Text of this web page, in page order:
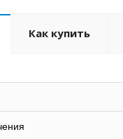
Как купить